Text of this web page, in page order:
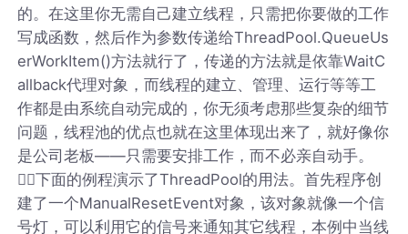
的。在这里你无需自己建立线程，只需把你要做的工作
写成函数，然后作为参数传递给ThreadPool.QueueUs
erWorkItem()方法就行了，传递的方法就是依靠WaitC
allback代理对象，而线程的建立、管理、运行等等工
作都是由系统自动完成的，你无须考虑那些复杂的细节
问题，线程池的优点也就在这里体现出来了，就好像你
是公司老板——只需要安排工作，而不必亲自动手。
下面的例程演示了ThreadPool的用法。首先程序创
建了一个ManualResetEvent对象，该对象就像一个信
号灯，可以利用它的信号来通知其它线程，本例中当线